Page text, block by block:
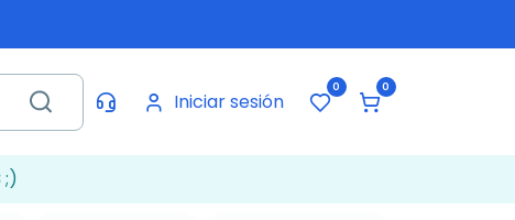
Iniciar sesión
0 0
;)